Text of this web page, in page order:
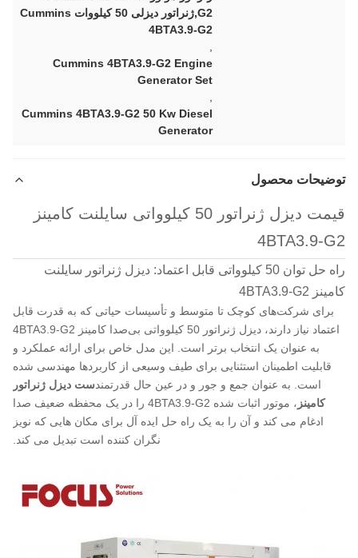
G2,ژنراتور دیزلی 50 کیلووات Cummins
4BTA3.9-G2
Cummins 4BTA3.9-G2 Engine
Generator Set
Cummins 4BTA3.9-G2 50 Kw Diesel
Generator
توضیحات محصول
قیمت دیزل ژنراتور 50 کیلوواتی سایلنت کامینز
4BTA3.9-G2
راه حل توان 50 کیلوواتی قابل اعتماد: دیزل ژنراتور سایلنت
کامینز 4BTA3.9-G2
برای شرکت‌های کوچک تا متوسط ​​و تأسیسات حیاتی که به قدرت قابل
اعتماد نیاز دارند، دیزل ژنراتور 50 کیلوواتی بی‌صدا کامینز 4BTA3.9-G2
به عنوان یک انتخاب برتر است. این مدل خاص برای ارائه عملکرد و
قابلیت اطمینان استثنایی برای طیف وسیعی از کاربردها مهندسی شده
است. به عنوان جمع و جور و در عین حال قدرتمندست دیزل ژنراتور
کامینز
، موتور اثبات شده 4BTA3.9-G2 را در یک محفظه ضعیف صدا
ادغام می کند و آن را به یک راه حل ایده آل برای مکان هایی که نویز
نگران کننده است تبدیل می کند.